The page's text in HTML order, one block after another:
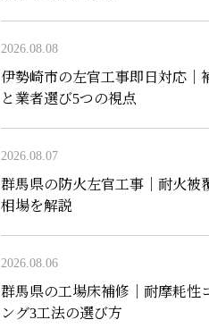
2026.08.08
伊勢崎市の左官工事即日対応｜
と業者選び5つの視点
2026.08.07
群馬県の防火左官工事｜耐火被
相場を解説
2026.08.06
群馬県の工場床補修｜耐摩耗性
ング3工法の選び方